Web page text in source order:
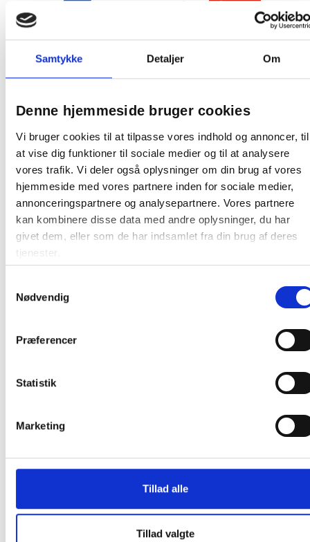
Samtykke Detaljer Om
Denne hjemmeside bruger cookies
Vi bruger cookies til at tilpasse vores indhold og annoncer, til
at vise dig funktioner til sociale medier og til at analysere
vores trafik. Vi deler også oplysninger om din brug af vores
hjemmeside med vores partnere inden for sociale medier,
annonceringspartnere og analysepartnere. Vores partnere
kan kombinere disse data med andre oplysninger, du har
givet dem, eller som de har indsamlet fra din brug af deres
tjenester.
Nødvendig
Præferencer
Statistik
Marketing
Tillad alle
Tillad valgte
Spar 15%
144,02 / stk
stk Læg i kurv
Andre kunder købte også
inkl. moms
på.
inkl. moms